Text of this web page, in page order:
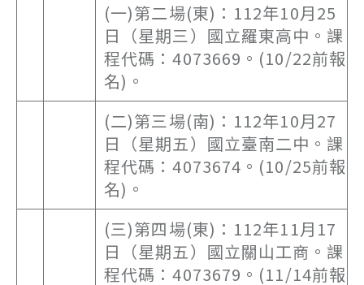
(一)第二場(東)：112年10月25
日（星期三）國立羅東高中。課
程代碼：4073669。(10/22前報
名)。
(二)第三場(南)：112年10月27
日（星期五）國立臺南二中。課
程代碼：4073674。(10/25前報
名)。
(三)第四場(東)：112年11月17
日（星期五）國立關山工商。課
程代碼：4073679。(11/14前報